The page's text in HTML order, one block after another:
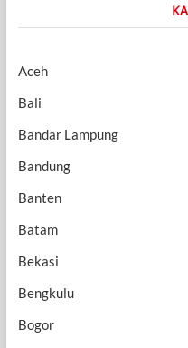
Aceh
Bali
Bandar Lampung
Bandung
Banten
Batam
Bekasi
Bengkulu
Bogor